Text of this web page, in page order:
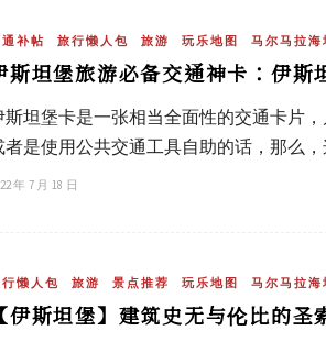
补帖 旅行懒人包 旅游 玩乐地图 马尔马拉海
斯坦堡旅游必备交通神卡：伊
斯坦堡卡是一张相当全面性的交通卡片
者是使用公共交通工具自助的话，那么
年 7 月 18 日
懒人包 旅游 景点推荐 玩乐地图 马尔马拉海
伊斯坦堡】建筑史无与伦比的圣